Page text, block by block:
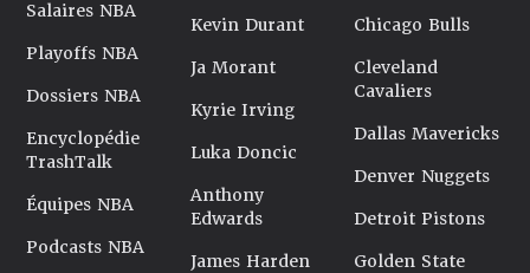
Salaires NBA
Playoffs NBA
Dossiers NBA
Encyclopédie
TrashTalk
Équipes NBA
Podcasts NBA
Kevin Durant
Ja Morant
Kyrie Irving
Luka Doncic
Anthony
Edwards
James Harden
Chicago Bulls
Cleveland
Cavaliers
Dallas Mavericks
Denver Nuggets
Detroit Pistons
Golden State